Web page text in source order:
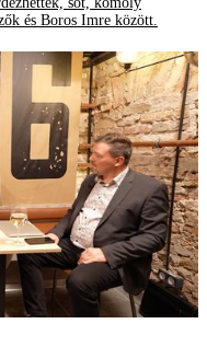
és Boros Imre között.